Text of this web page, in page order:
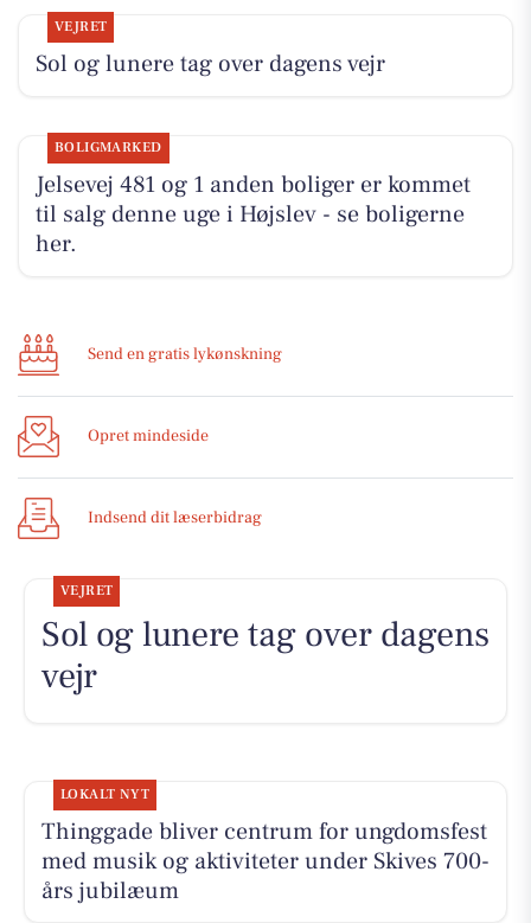
VEJRET
Sol og lunere tag over dagens vejr
BOLIGMARKED
Jelsevej 481 og 1 anden boliger er kommet
til salg denne uge i Højslev - se boligerne
her.
Send en gratis lykønskning
Opret mindeside
Indsend dit læserbidrag
VEJRET
Sol og lunere tag over dagens
vejr
LOKALT NYT
Thinggade bliver centrum for ungdomsfest
med musik og aktiviteter under Skives 700-
års jubilæum